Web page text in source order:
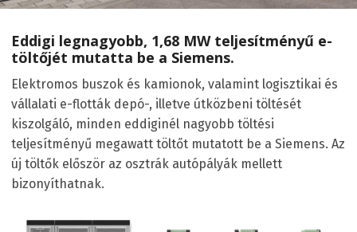
Eddigi legnagyobb, 1,68 MW teljesítményű e-
töltőjét mutatta be a Siemens.
Elektromos buszok és kamionok, valamint logisztikai és
vállalati e-flották depó-, illetve útközbeni töltését
kiszolgáló, minden eddiginél nagyobb töltési
teljesítményű megawatt töltőt mutatott be a Siemens. Az
új töltők először az osztrák autópályák mellett
bizonyíthatnak.